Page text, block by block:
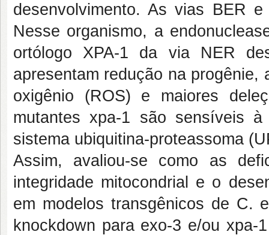
desenvolvimento. As vias BER
Nesse organismo, a
ortólogo XPA-1 da via NER
apresentam redução na
oxigênio (ROS) e maiores
mutantes xpa-1 são sensíveis
sistema ubiquitina-proteassoma
Assim, avaliou-se como as
integridade mitocondrial e o
em modelos transgênicos de C.
knockdown para exo-3 e/ou xpa-